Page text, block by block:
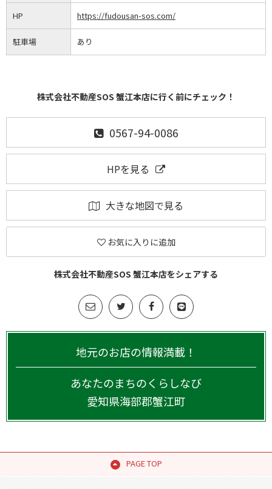
HP https://fudousan-sos.com/
駐車場 あり
株式会社不動産SOS 蟹江本店に行く前にチェック！
0567-94-0086
HPを見る
大きな地図で見る
お気に入りに追加
株式会社不動産SOS 蟹江本店をシェアする
地元のお店の情報満載！
あなたのまちのくらしなび
愛知県海部郡蟹江町
PAGE TOP